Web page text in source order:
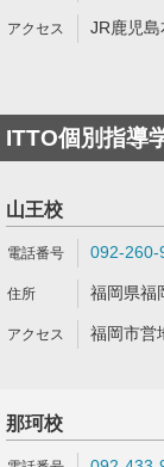
JR鹿児
ITTO個別指導
山王校
092-260-
福岡県福
福岡市営
那珂校